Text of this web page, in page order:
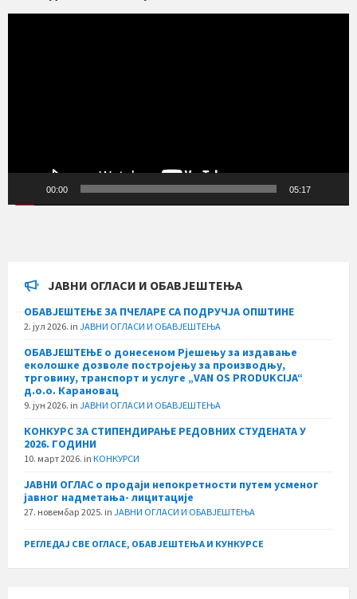
00:00 05:17
ЈАВНИ ОГЛАСИ И ОБАВЈЕШТЕЊА
ОБАВЈЕШТЕЊЕ ЗА ПЧЕЛАРЕ СА ПОДРУЧЈА ОПШТИНЕ
2. јул 2026. in ЈАВНИ ОГЛАСИ И ОБАВЈЕШТЕЊА
ОБАВЈЕШТЕЊЕ о донесеном Рјешењу за издавање
еколошке дозволе постројењу за производњу,
трговину, транспорт и услуге „VAN OS PRODUKCIJA“
д.о.о. Карановац
9. јун 2026. in ЈАВНИ ОГЛАСИ И ОБАВЈЕШТЕЊА
КОНКУРС ЗА СТИПЕНДИРАЊЕ РЕДОВНИХ СТУДЕНАТА У
2026. ГОДИНИ
10. март 2026. in КОНКУРСИ
ЈАВНИ ОГЛАС о продаји непокретности путем усменог
јавног надметања- лицитације
27. новембар 2025. in ЈАВНИ ОГЛАСИ И ОБАВЈЕШТЕЊА
РЕГЛЕДАЈ СВЕ ОГЛАСЕ, ОБАВЈЕШТЕЊА И КУНКУРСЕ